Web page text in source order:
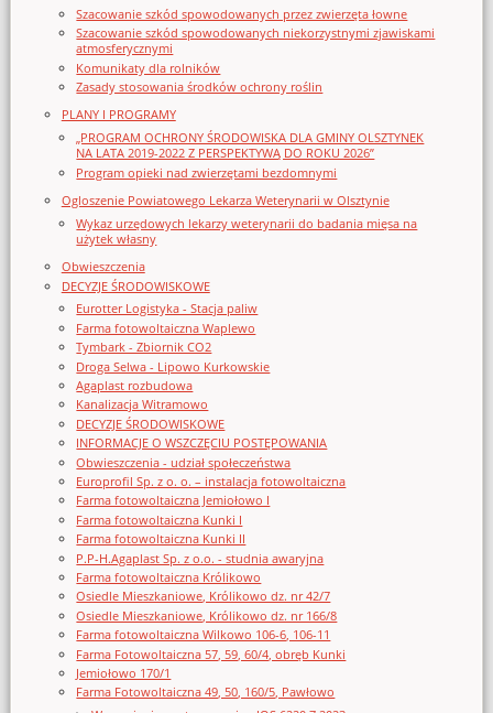
Szacowanie szkód spowodowanych przez zwierzęta łowne
Szacowanie szkód spowodowanych niekorzystnymi zjawiskami
atmosferycznymi
Komunikaty dla rolników
Zasady stosowania środków ochrony roślin
PLANY I PROGRAMY
„PROGRAM OCHRONY ŚRODOWISKA DLA GMINY OLSZTYNEK
NA LATA 2019-2022 Z PERSPEKTYWĄ DO ROKU 2026”
Program opieki nad zwierzętami bezdomnymi
Ogloszenie Powiatowego Lekarza Weterynarii w Olsztynie
Wykaz urzędowych lekarzy weterynarii do badania mięsa na
użytek własny
Obwieszczenia
DECYZJE ŚRODOWISKOWE
Eurotter Logistyka - Stacja paliw
Farma fotowoltaiczna Waplewo
Tymbark - Zbiornik CO2
Droga Selwa - Lipowo Kurkowskie
Agaplast rozbudowa
Kanalizacja Witramowo
DECYZJE ŚRODOWISKOWE
INFORMACJE O WSZCZĘCIU POSTĘPOWANIA
Obwieszczenia - udział społeczeństwa
Europrofil Sp. z o. o. – instalacja fotowoltaiczna
Farma fotowoltaiczna Jemiołowo I
Farma fotowoltaiczna Kunki I
Farma fotowoltaiczna Kunki II
P.P-H.Agaplast Sp. z o.o. - studnia awaryjna
Farma fotowoltaiczna Królikowo
Osiedle Mieszkaniowe, Królikowo dz. nr 42/7
Osiedle Mieszkaniowe, Królikowo dz. nr 166/8
Farma fotowoltaiczna Wilkowo 106-6, 106-11
Farma Fotowoltaiczna 57, 59, 60/4, obręb Kunki
Jemiołowo 170/1
Farma Fotowoltaiczna 49, 50, 160/5, Pawłowo